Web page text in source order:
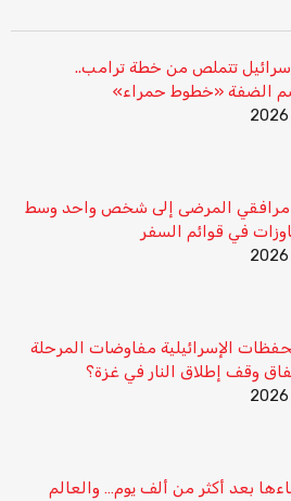
تتملص من خطة ترامب..
الضفة «خطوط حمراء»
مرافقي المرضى إلى شخص واحد وسط
في قوائم السفر
الإسرائيلية مفاوضات المرحلة
وقف إطلاق النار في غزة؟
بعد أكثر من ألف يوم… والعالم